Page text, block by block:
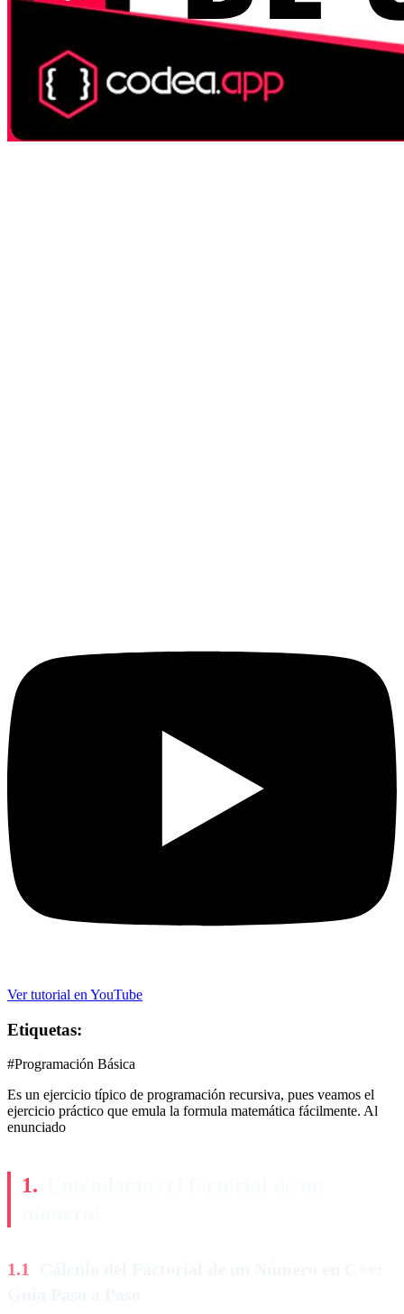
Ver tutorial en YouTube
Etiquetas:
#Programación Básica
Es un ejercicio típico de programación recursiva, pues veamos el
ejercicio práctico que emula la formula matemática fácilmente. Al
enunciado